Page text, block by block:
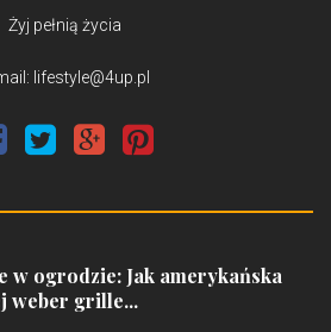
Żyj pełnią życia
lifestyle@4up.pl
w ogrodzie: Jak amerykańska
weber grille...